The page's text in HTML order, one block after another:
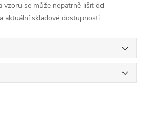
vzoru se může nepatrně lišit od
aktuální skladové dostupnosti.